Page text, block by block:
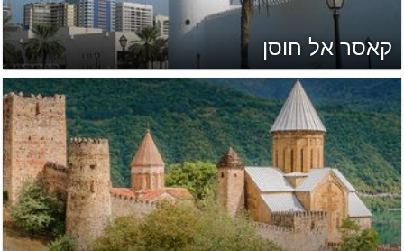
קאסר אל חוסן